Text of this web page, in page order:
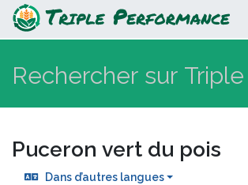
Puceron vert du pois
Puceron vert du pois
Dans d’autres langues